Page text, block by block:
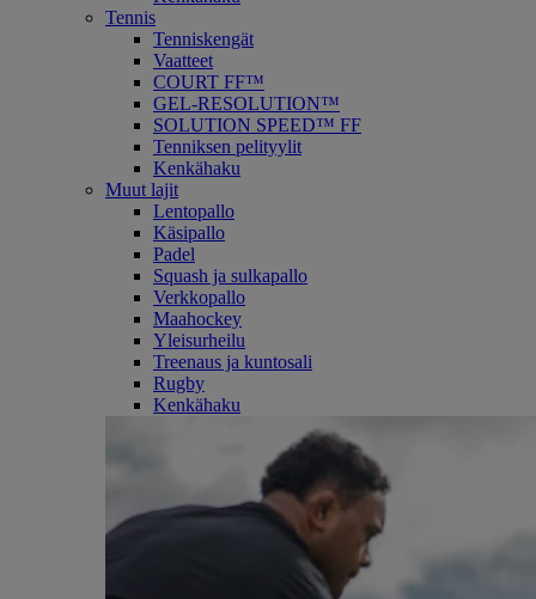
Tennis
Tenniskengät
Vaatteet
COURT FF™
GEL-RESOLUTION™
SOLUTION SPEED™ FF
Tenniksen pelityylit
Kenkähaku
Muut lajit
Lentopallo
Käsipallo
Padel
Squash ja sulkapallo
Verkkopallo
Maahockey
Yleisurheilu
Treenaus ja kuntosali
Rugby
Kenkähaku